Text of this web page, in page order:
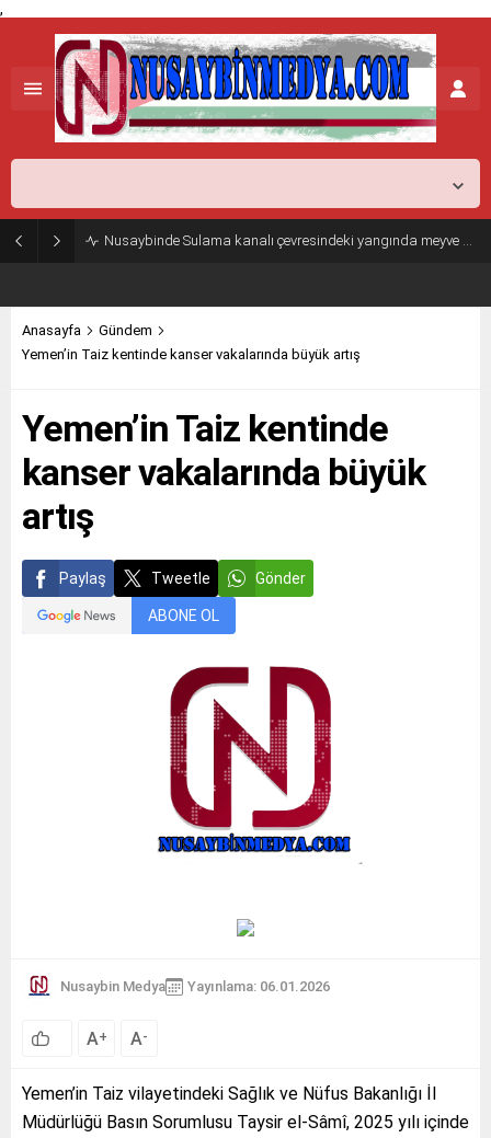
,
Nusaybinde Sulama kanalı çevresindeki yangında meyve ağaçları zarar gördü
Anasayfa
Gündem
Yemen’in Taiz kentinde kanser vakalarında büyük artış
Yemen’in Taiz kentinde
kanser vakalarında büyük
artış
Paylaş Tweetle Gönder
ABONE OL
Nusaybin Medya Yayınlama: 06.01.2026
A+ A-
Yemen’in Taiz vilayetindeki Sağlık ve Nüfus Bakanlığı İl
Müdürlüğü Basın Sorumlusu Taysir el-Sâmî, 2025 yılı içinde